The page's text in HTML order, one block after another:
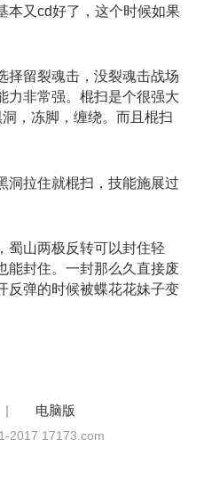
本又cd好了，这个时候如果
留裂魂击，没裂魂击战场
力非常强。棍扫是个很强大
，冻脚，缠绕。而且棍扫
拉住就棍扫，技能施展过
山两极反转可以封住轻
能封住。一封那么久直接废
反弹的时候被蝶花花妹子变
| 电脑版
2017 17173.com